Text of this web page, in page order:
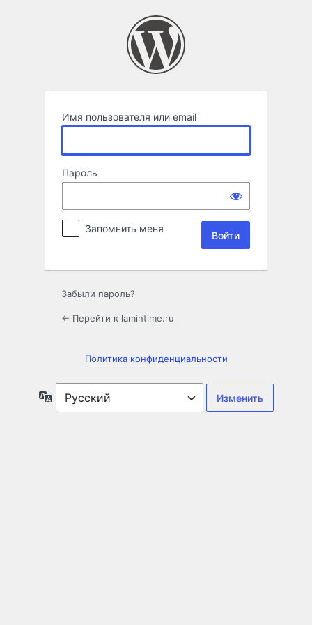
Имя пользователя или email
Пароль
Запомнить меня
Забыли пароль?
← Перейти к lamintime.ru
Политика конфиденциальности
Язык